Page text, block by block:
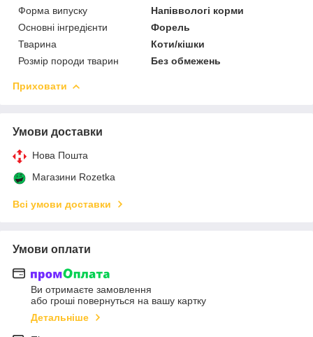
Форма випуску
Напіввологі корми
Основні інгредієнти
Форель
Тварина
Коти/кішки
Розмір породи тварин
Без обмежень
Приховати
Умови доставки
Нова Пошта
Магазини Rozetka
Всі умови доставки
Умови оплати
Ви отримаєте замовлення
або гроші повернуться на вашу картку
Детальніше